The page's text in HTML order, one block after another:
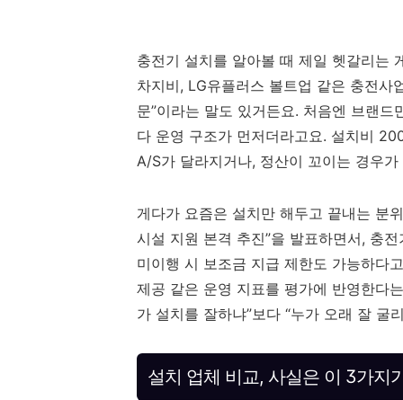
충전기 설치를 알아볼 때 제일 헷갈리는
차지비, LG유플러스 볼트업 같은 충전사
문”이라는 말도 있거든요. 처음엔 브랜
다 운영 구조가 먼저더라고요. 설치비
A/S가 달라지거나, 정산이 꼬이는 경우가
게다가 요즘은 설치만 해두고 끝내는 분
시설 지원 본격 추진”을 발표하면서, 충
미이행 시 보조금 지급 제한도 가능하다
제공 같은 운영 지표를 평가에 반영한다
가 설치를 잘하냐”보다 “누가 오래 잘 굴
설치 업체 비교, 사실은 이 3가지